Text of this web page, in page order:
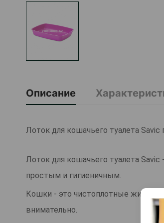
Описание
Лоток для кошачьего туалета
Лоток для кошачьего туалета
простым и гигиеничным.
Кошки - это чистоплотные
внимательно.